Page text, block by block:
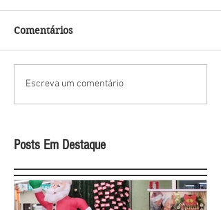
Comentários
Escreva um comentário
Posts Em Destaque